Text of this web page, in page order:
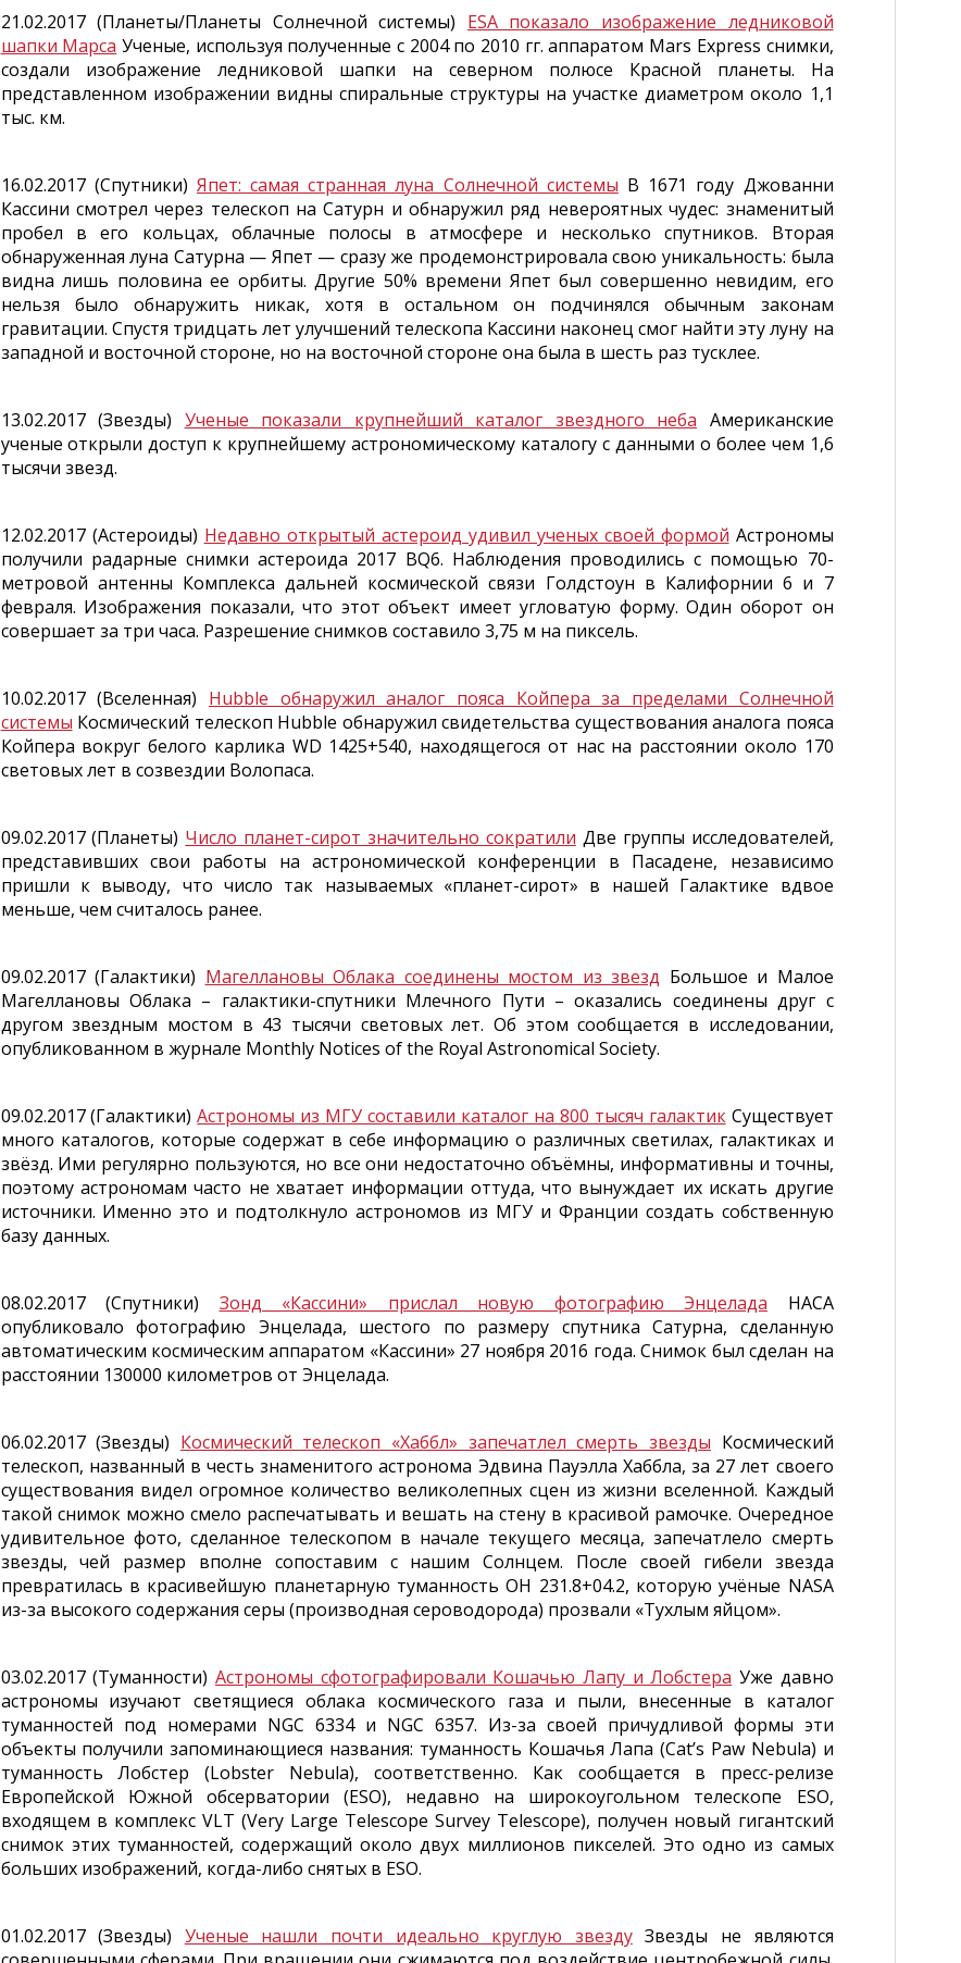
21.02.2017 (Планеты/Планеты Солнечной системы) ESA показало изображение ледниковой
шапки Марса Ученые, используя полученные с 2004 по 2010 гг. аппаратом Mars Express снимки,
создали изображение ледниковой шапки на северном полюсе Красной планеты. На
представленном изображении видны спиральные структуры на участке диаметром около 1,1
тыс. км.
16.02.2017 (Спутники) Япет: самая странная луна Солнечной системы В 1671 году Джованни
Кассини смотрел через телескоп на Сатурн и обнаружил ряд невероятных чудес: знаменитый
пробел в его кольцах, облачные полосы в атмосфере и несколько спутников. Вторая
обнаруженная луна Сатурна — Япет — сразу же продемонстрировала свою уникальность: была
видна лишь половина ее орбиты. Другие 50% времени Япет был совершенно невидим, его
нельзя было обнаружить никак, хотя в остальном он подчинялся обычным законам
гравитации. Спустя тридцать лет улучшений телескопа Кассини наконец смог найти эту луну на
западной и восточной стороне, но на восточной стороне она была в шесть раз тусклее.
13.02.2017 (Звезды) Ученые показали крупнейший каталог звездного неба Американские
ученые открыли доступ к крупнейшему астрономическому каталогу с данными о более чем 1,6
тысячи звезд.
12.02.2017 (Астероиды) Недавно открытый астероид удивил ученых своей формой Астрономы
получили радарные снимки астероида 2017 BQ6. Наблюдения проводились с помощью 70-
метровой антенны Комплекса дальней космической связи Голдстоун в Калифорнии 6 и 7
февраля. Изображения показали, что этот объект имеет угловатую форму. Один оборот он
совершает за три часа. Разрешение снимков составило 3,75 м на пиксель.
10.02.2017 (Вселенная) Hubble обнаружил аналог пояса Койпера за пределами Солнечной
системы Космический телескоп Hubble обнаружил свидетельства существования аналога пояса
Койпера вокруг белого карлика WD 1425+540, находящегося от нас на расстоянии около 170
световых лет в созвездии Волопаса.
09.02.2017 (Планеты) Число планет-сирот значительно сократили Две группы исследователей,
представивших свои работы на астрономической конференции в Пасадене, независимо
пришли к выводу, что число так называемых «планет-сирот» в нашей Галактике вдвое
меньше, чем считалось ранее.
09.02.2017 (Галактики) Магеллановы Облака соединены мостом из звезд Большое и Малое
Магеллановы Облака – галактики-спутники Млечного Пути – оказались соединены друг с
другом звездным мостом в 43 тысячи световых лет. Об этом сообщается в исследовании,
опубликованном в журнале Monthly Notices of the Royal Astronomical Society.
09.02.2017 (Галактики)Астрономы из МГУ составили каталог на 800 тысяч галактикСуществует
много каталогов, которые содержат в себе информацию о различных светилах, галактиках и
звёзд. Ими регулярно пользуются, но все они недостаточно объёмны, информативны и точны,
поэтому астрономам часто не хватает информации оттуда, что вынуждает их искать другие
источники. Именно это и подтолкнуло астрономов из МГУ и Франции создать собственную
базу данных.
08.02.2017 (Спутники) Зонд «Кассини» прислал новую фотографию Энцелада НАСА
опубликовало фотографию Энцелада, шестого по размеру спутника Сатурна, сделанную
автоматическим космическим аппаратом «Кассини» 27 ноября 2016 года. Снимок был сделан на
расстоянии 130000 километров от Энцелада.
06.02.2017 (Звезды) Космический телескоп «Хаббл» запечатлел смерть звезды Космический
телескоп, названный в честь знаменитого астронома Эдвина Пауэлла Хаббла, за 27 лет своего
существования видел огромное количество великолепных сцен из жизни вселенной. Каждый
такой снимок можно смело распечатывать и вешать на стену в красивой рамочке. Очередное
удивительное фото, сделанное телескопом в начале текущего месяца, запечатлело смерть
звезды, чей размер вполне сопоставим с нашим Солнцем. После своей гибели звезда
превратилась в красивейшую планетарную туманность OH 231.8+04.2, которую учёные NASA
из-за высокого содержания серы (производная сероводорода) прозвали «Тухлым яйцом».
03.02.2017 (Туманности) Астрономы сфотографировали Кошачью Лапу и Лобстера Уже давно
астрономы изучают светящиеся облака космического газа и пыли, внесенные в каталог
туманностей под номерами NGC 6334 и NGC 6357. Из-за своей причудливой формы эти
объекты получили запоминающиеся названия: туманность Кошачья Лапа (Cat’s Paw Nebula) и
туманность Лобстер (Lobster Nebula), соответственно. Как сообщается в пресс-релизе
Европейской Южной обсерватории (ESO), недавно на широкоугольном телескопе ESO,
входящем в комплекс VLT (Very Large Telescope Survey Telescope), получен новый гигантский
снимок этих туманностей, содержащий около двух миллионов пикселей. Это одно из самых
больших изображений, когда-либо снятых в ESO.
01.02.2017 (Звезды) Ученые нашли почти идеально круглую звездуЗвезды не являются